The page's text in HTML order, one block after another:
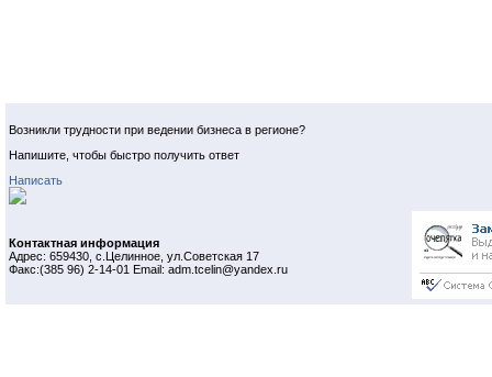
Возникли трудности при ведении бизнеса в регионе?
Напишите, чтобы быстро получить ответ
Написать
Контактная информация
Адрес: 659430, с.Целинное, ул.Советская 17
Факс:(385 96) 2-14-01 Email: adm.tcelin@yandex.ru